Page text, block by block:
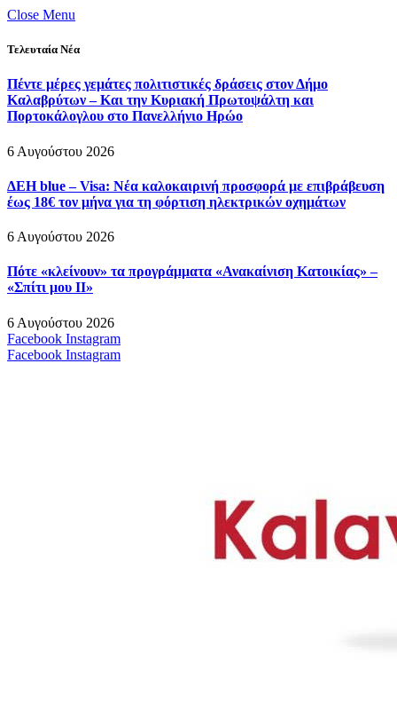
Close Menu
Τελευταία Νέα
Πέντε μέρες γεμάτες πολιτιστικές δράσεις στον Δήμο
Καλαβρύτων – Και την Κυριακή Πρωτοψάλτη και
Πορτοκάλογλου στο Πανελλήνιο Ηρώο
6 Αυγούστου 2026
ΔΕΗ blue – Visa: Νέα καλοκαιρινή προσφορά με επιβράβευση
έως 18€ τον μήνα για τη φόρτιση ηλεκτρικών οχημάτων
6 Αυγούστου 2026
Πότε «κλείνουν» τα προγράμματα «Ανακαίνιση Κατοικίας» –
«Σπίτι μου ΙΙ»
6 Αυγούστου 2026
Facebook Instagram
Facebook Instagram